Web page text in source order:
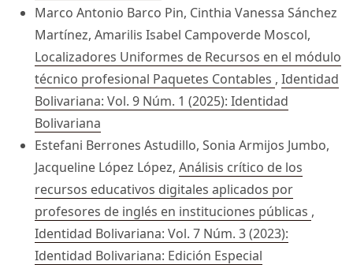
Marco Antonio Barco Pin, Cinthia Vanessa Sánchez
Martínez, Amarilis Isabel Campoverde Moscol,
Localizadores Uniformes de Recursos en el módulo
técnico profesional Paquetes Contables , Identidad
Bolivariana: Vol. 9 Núm. 1 (2025): Identidad
Bolivariana
Estefani Berrones Astudillo, Sonia Armijos Jumbo,
Jacqueline López López, Análisis crítico de los
recursos educativos digitales aplicados por
profesores de inglés en instituciones públicas ,
Identidad Bolivariana: Vol. 7 Núm. 3 (2023):
Identidad Bolivariana: Edición Especial